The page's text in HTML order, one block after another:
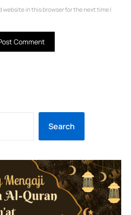
website in this browser for the next time I
Search